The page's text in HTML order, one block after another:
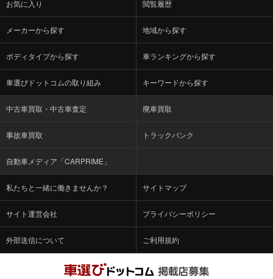
お気に入り 閲覧履歴
メーカーから探す 地域から探す
ボディタイプから探す 車ランキングから探す
車選びドットコムの取り組み キーワードから探す
中古車買取・中古車査定 廃車買取
事故車買取 トラックバンク
自動車メディア「CARPRIME」
私たちと一緒に働きませんか？ サイトマップ
サイト運営会社 プライバシーポリシー
外部送信について ご利用規約